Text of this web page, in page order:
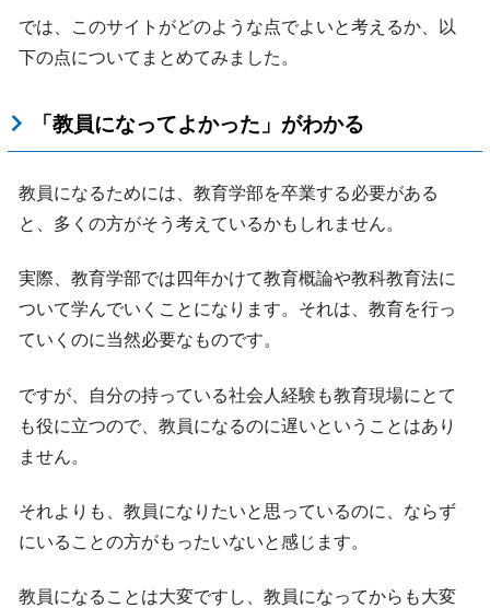
では、このサイトがどのような点でよいと考えるか、以
下の点についてまとめてみました。
「教員になってよかった」がわかる
教員になるためには、教育学部を卒業する必要がある
と、多くの方がそう考えているかもしれません。
実際、教育学部では四年かけて教育概論や教科教育法に
ついて学んでいくことになります。それは、教育を行っ
ていくのに当然必要なものです。
ですが、自分の持っている社会人経験も教育現場にとて
も役に立つので、教員になるのに遅いということはあり
ません。
それよりも、教員になりたいと思っているのに、ならず
にいることの方がもったいないと感じます。
教員になることは大変ですし、教員になってからも大変